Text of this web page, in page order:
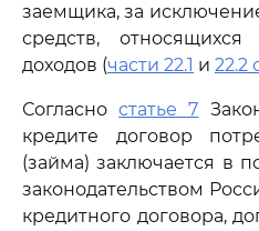
заемщика, за
средств,
доходов (части 22.1 и 22.2
Согласностатье 7
кредите договор
(займа) заключается в
законодательством
кредитного договора,